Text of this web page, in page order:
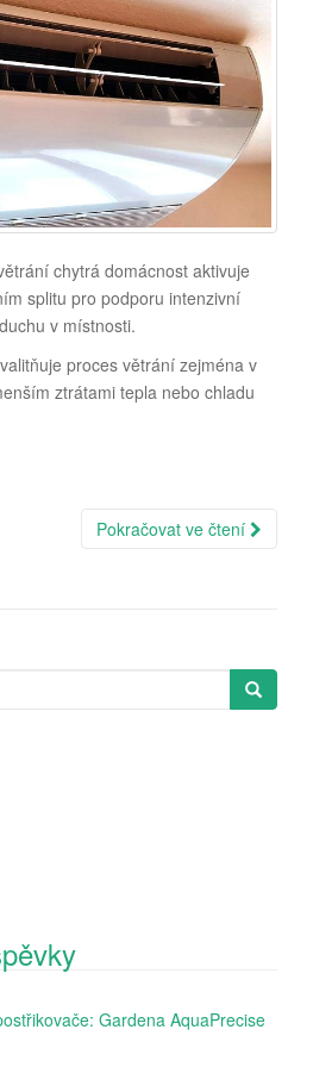
chytrá domácnost aktivuje
splitu pro podporu intenzivní
v místnosti.
proces větrání zejména v
ztrátami tepla nebo chladu
Pokračovat ve čtení
Gardena AquaPrecise